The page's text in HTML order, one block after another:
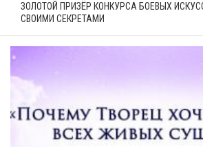
ЗОЛОТОЙ ПРИЗЁР КОНКУРСА БОЕВЫХ
СВОИМИ СЕКРЕТАМИ